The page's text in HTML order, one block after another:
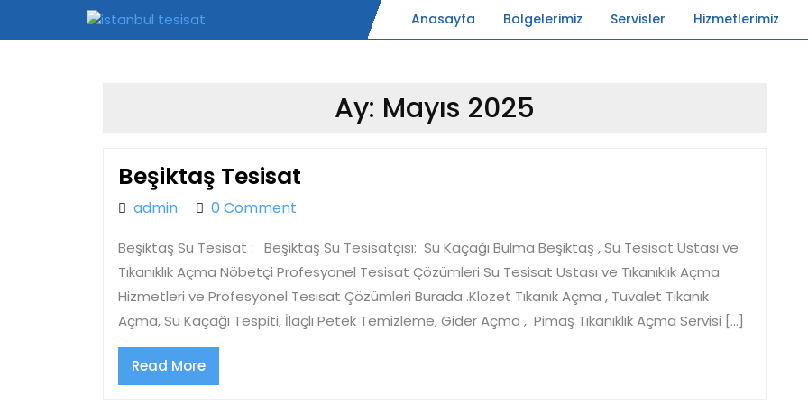
Anasayfa Bölgelerimiz Servisler Hizmetlerimiz
Ay: Mayıs 2025
Beşiktaş Tesisat
adminadmin0 Comment
Beşiktaş Su Tesisat : Beşiktaş Su Tesisatçısı: Su Kaçağı Bulma Beşiktaş , Su Tesisat Ustası ve
Tıkanıklık Açma Nöbetçi Profesyonel Tesisat Çözümleri Su Tesisat Ustası ve Tıkanıklık Açma
Hizmetleri ve Profesyonel Tesisat Çözümleri Burada .Klozet Tıkanık Açma , Tuvalet Tıkanık
Açma, Su Kaçağı Tespiti, İlaçlı Petek Temizleme, Gider Açma , Pimaş Tıkanıklık Açma Servisi […]
Read MoreRead
More